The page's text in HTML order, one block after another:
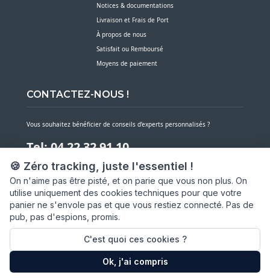
🍪 Zéro tracking, juste l'essentiel !
On n'aime pas être pisté, et on parie que vous non plus. On
utilise uniquement des cookies techniques pour que votre
panier ne s'envole pas et que vous restiez connecté. Pas de
pub, pas d'espions, promis.
C'est quoi ces cookies ?
Ok, j'ai compris
Notices & documentations
Livraison et Frais de Port
À propos de nous
Satisfait ou Remboursé
Moyens de paiement
CONTACTEZ-NOUS !
Vous souhaitez bénéficier de conseils d’experts personnalisés ?
Tel: 04 22 32 91 10
Notre service client est à votre écoute du lundi au vendredi de 7h30 à 16h
NOUS CONTACTER PAR MESSAGE
SARL ASP06
66 av. Michel Jourdan
06150 CANNES LA BOCCA